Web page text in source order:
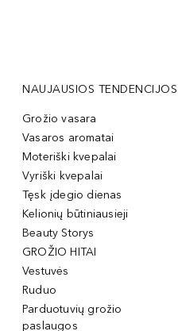
NAUJAUSIOS TENDENCIJOS
Grožio vasara
Vasaros aromatai
Moteriški kvepalai
Vyriški kvepalai
Tęsk įdegio dienas
Kelionių būtiniausieji
Beauty Storys
GROŽIO HITAI
Vestuvės
Ruduo
Parduotuvių grožio
paslaugos